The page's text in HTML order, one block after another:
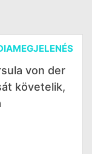
von der
követelik,